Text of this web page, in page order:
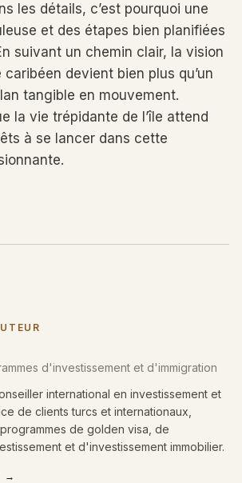
les détails, c’est pourquoi une
et des étapes bien planifiées
suivant un chemin clair, la vision
caribéen devient bien plus qu’un
tangible en mouvement.
la vie trépidante de l’île attend
à se lancer dans cette
d'investissement et d'immigration
international en investissement et
de clients turcs et internationaux,
de golden visa, de
et d'investissement immobilier.
→